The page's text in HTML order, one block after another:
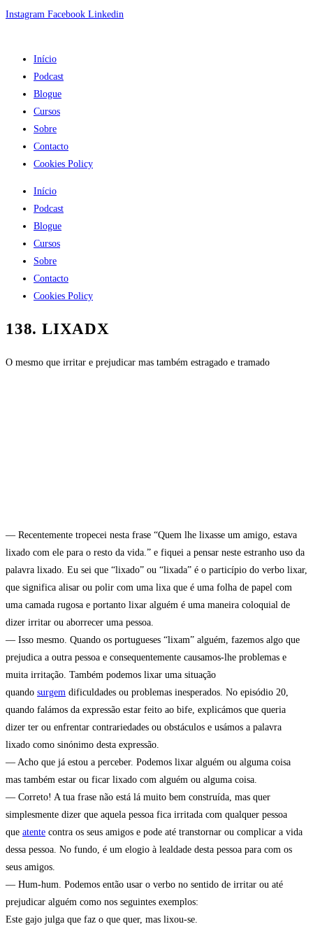
Skip
Instagram Facebook Linkedin
Início
Podcast
Blogue
Cursos
Sobre
Contacto
Cookies Policy
Início
Podcast
Blogue
Cursos
Sobre
Contacto
Cookies Policy
138. LIXADX
O mesmo que irritar e prejudicar mas também estragado e tramado
— Recentemente tropecei nesta frase “Quem lhe lixasse um amigo, estava
lixado com ele para o resto da vida.” e fiquei a pensar neste estranho uso da
palavra lixado. Eu sei que “lixado” ou “lixada” é o particípio do verbo lixar,
que significa alisar ou polir com uma lixa que é uma folha de papel com
uma camada rugosa e portanto lixar alguém é uma maneira coloquial de
dizer irritar ou aborrecer uma pessoa.
— Isso mesmo. Quando os portugueses “lixam” alguém, fazemos algo que
prejudica a outra pessoa e consequentemente causamos-lhe problemas e
muita irritação. Também podemos lixar uma situação
quando surgem dificuldades ou problemas inesperados. No episódio 20,
quando falámos da expressão estar feito ao bife, explicámos que queria
dizer ter ou enfrentar contrariedades ou obstáculos e usámos a palavra
lixado como sinónimo desta expressão.
— Acho que já estou a perceber. Podemos lixar alguém ou alguma coisa
mas também estar ou ficar lixado com alguém ou alguma coisa.
— Correto! A tua frase não está lá muito bem construída, mas quer
simplesmente dizer que aquela pessoa fica irritada com qualquer pessoa
que atente contra os seus amigos e pode até transtornar ou complicar a vida
dessa pessoa. No fundo, é um elogio à lealdade desta pessoa para com os
seus amigos.
— Hum-hum. Podemos então usar o verbo no sentido de irritar ou até
prejudicar alguém como nos seguintes exemplos:
Este gajo julga que faz o que quer, mas lixou-se.